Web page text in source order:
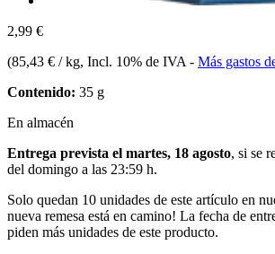
2,99 €
(85,43 € / kg, Incl. 10% de IVA - Más gastos
Contenido: 35 g
En almacén
Entrega prevista el martes, 18 agosto, si se
del domingo a las 23:59 h.
Solo quedan 10 unidades de este artículo en
nueva remesa está en camino! La fecha de
piden más unidades de este producto.